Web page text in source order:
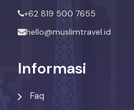
+62 819 500 7655
hello@muslimtravel.id
Informasi
Faq